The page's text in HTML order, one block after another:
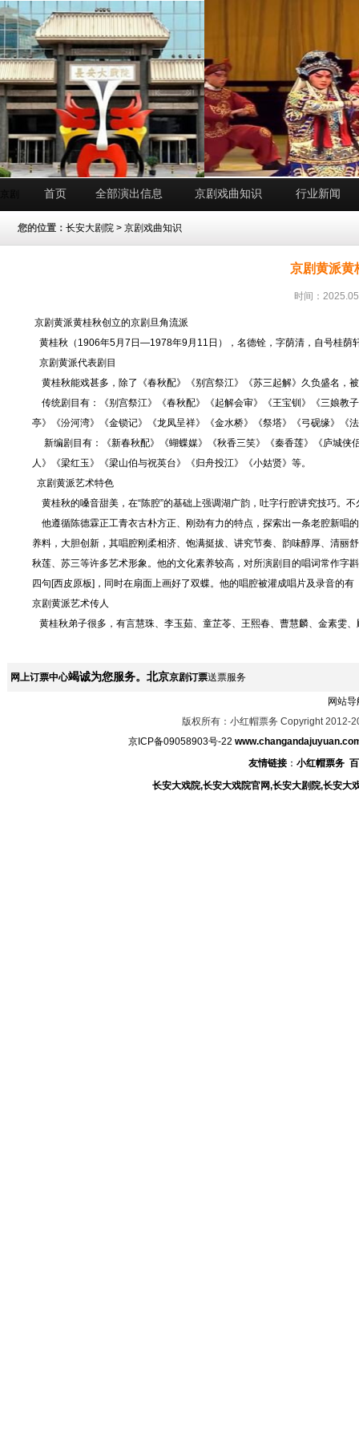
首页 全部演出信息 京剧戏曲知识 行业新闻
您的位置： 长安大剧院 > 京剧戏曲知识
京剧黄派黄
时间：
京剧黄派黄桂秋创立的京剧旦角流派
黄桂秋（1906年5月7日—1978年9月11日），名德铨，字荫清，自号桂荫
京剧黄派代表剧目
黄桂秋能戏甚多，除了《春秋配》《别宫祭江》《苏三起解》久负盛名，
传统剧目有：《别宫祭江》《春秋配》《起解会审》《王宝钏》《三娘教
亭》《汾河湾》《金锁记》《龙凤呈祥》《金水桥》《祭塔》《弓砚缘》《
新编剧目有：《新春秋配》《蝴蝶媒》《秋香三笑》《秦香莲》《庐城侠
人》《梁红玉》《梁山伯与祝英台》《归舟投江》《小姑贤》等。
京剧黄派艺术特色
黄桂秋的嗓音甜美，在“陈腔”的基础上强调湖广韵，吐字行腔讲究技巧。
他遵循陈德霖正工青衣古朴方正、刚劲有力的特点，探索出一条老腔新唱
养料，大胆创新，其唱腔刚柔相济、饱满挺拔、讲究节奏、韵味醇厚、清丽
秋莲、苏三等许多艺术形象。他的文化素养较高，对所演剧目的唱词常作字
四句[西皮原板]，同时在扇面上画好了双蝶。他的唱腔被灌成唱片及录音的
京剧黄派艺术传人
黄桂秋弟子很多，有言慧珠、李玉茹、童芷苓、王熙春、曹慧麟、金素雯
网上订票中心竭诚为您服务。北京京剧订票送票服务
网站导
版权所有：小红帽票务 Copyright 2012-
京ICP备09058903号-22
友情链接： 小红帽票务
长安大戏院,长安大戏院官网,长安大剧院,长安大